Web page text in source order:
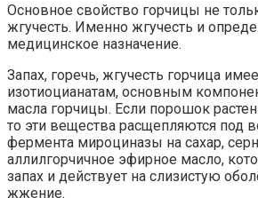
Основное свойство горчицы не
жгучесть. Именно жгучесть и
медицинское назначение.
Запах, горечь, жгучесть горчица
изотиоцианатам, основным
масла горчицы. Если порошок
то эти вещества расщепляются под
фермента мироциназы на сахар,
аллилгорчичное эфирное масло,
запах и действует на слизистую
жжение.